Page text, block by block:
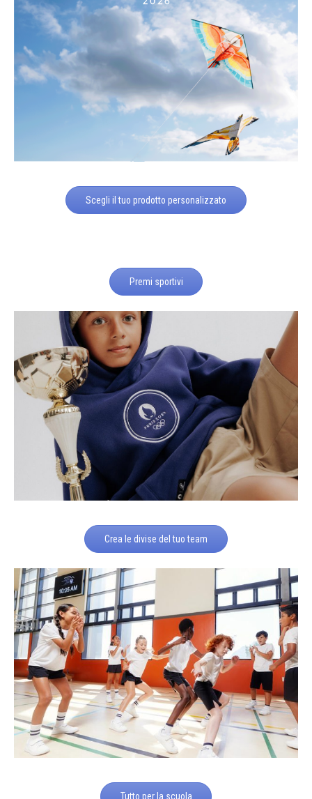
Scegli il tuo prodotto personalizzato
Premi sportivi
Crea le divise del tuo team
Tutto per la scuola